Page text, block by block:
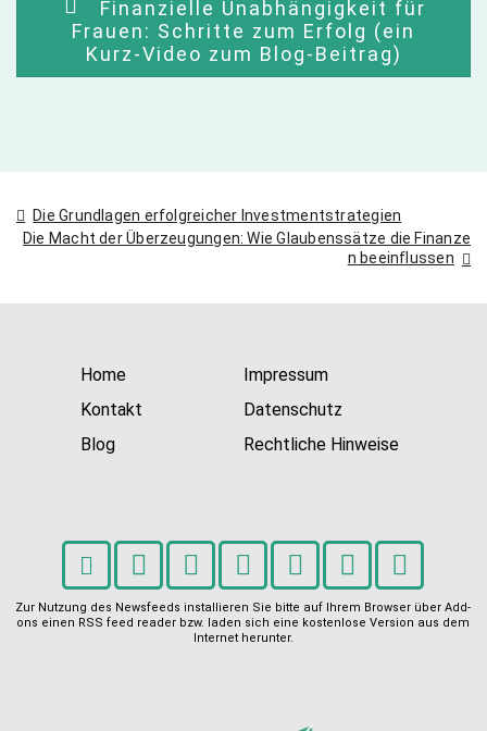
Finanzielle Unabhängigkeit für
Frauen: Schritte zum Erfolg (ein
Kurz-Video zum Blog-Beitrag)
Beitragsnavigation
Die Grundlagen erfolgreicher Investmentstrategien
Die Macht der Überzeugungen: Wie Glaubenssätze die Finanze
n beeinflussen
Home
Kontakt
Blog
Impressum
Datenschutz
Rechtliche Hinweise
Zur Nutzung des Newsfeeds installieren Sie bitte auf Ihrem Browser über Add-
ons einen RSS feed reader bzw. laden sich eine kostenlose Version aus dem
Internet herunter.